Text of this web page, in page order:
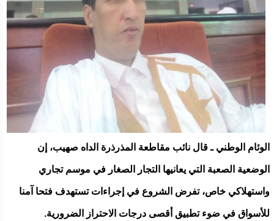
الوئام الوطني ـ قال نائب مقاطعة المذرذرة الداه صهيب، إن
الوضعية الصعبة التي يعانيها التجار الصغار في موسم تجاري
واستهلاكي خاص، تفرض الشروع في إجراءات تستهدف فتحا آمنا
للأسواق في ضوء تطبيق أقصى درجات الاحتراز الضرورية.